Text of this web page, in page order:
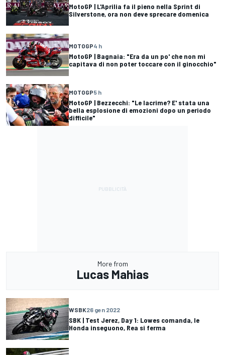
MotoGP | L'Aprilia fa il pieno nella Sprint di
Silverstone, ora non deve sprecare domenica
MOTOGP4 h
MotoGP | Bagnaia: "Era da un po' che non mi
capitava di non poter toccare con il ginocchio"
MOTOGP5 h
MotoGP | Bezzecchi: "Le lacrime? E' stata una
bella esplosione di emozioni dopo un periodo
difficile"
More from
Lucas Mahias
WSBK26 gen 2022
SBK | Test Jerez, Day 1: Lowes comanda, le
Honda inseguono, Rea si ferma